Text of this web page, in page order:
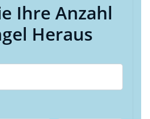
Ihre Anzahl
Heraus